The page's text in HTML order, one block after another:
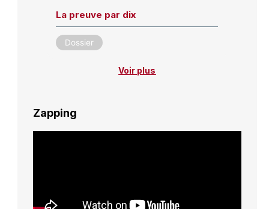
La preuve par dix
Dossier
Voir plus
Zapping